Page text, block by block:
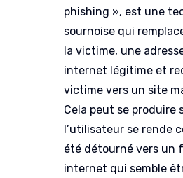
phishing », est une
sournoise qui
la victime, une
internet légitime et
victime vers un site
Cela peut se produire
l’utilisateur se rende
été détourné vers un
internet qui semble